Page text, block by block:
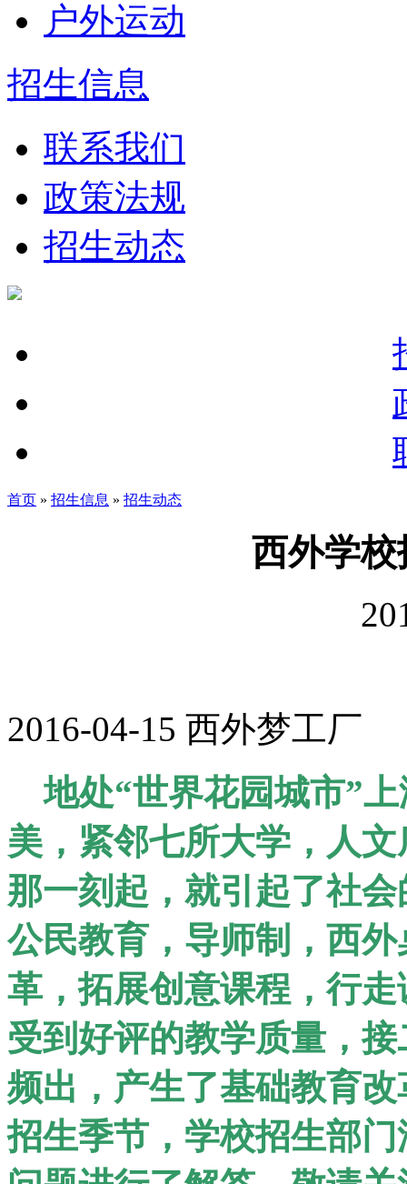
户外运动
招生信息
联系我们
政策法规
招生动态
首页 » 招生信息 » 招生动态
西外学
2016-04-15 西外梦工厂
地处“世界花园城市”上
美，紧邻七所大学，人
那一刻起，就引起了社
公民教育，导师制，西
革，拓展创意课程，行
受到好评的教学质量，
频出，产生了基础教育改
招生季节，学校招生部